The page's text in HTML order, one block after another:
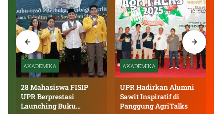
AKADEMIKA
28 Mahasiswa FISIP
UPR Berprestasi
Launching Buku
AKADEMIKA
UPR Hadirkan Alumni
Sawit Inspiratif di
Panggung AgriTalks